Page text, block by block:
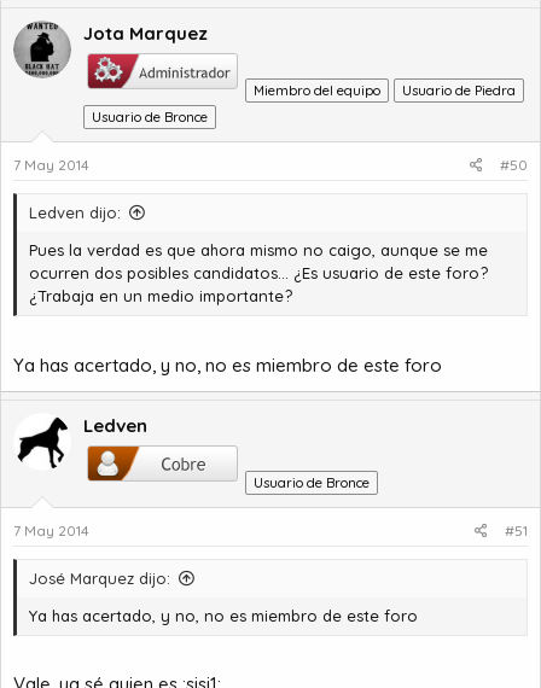
Jota Marquez
Miembro del equipo
Usuario de Piedra
Usuario de Bronce
7 May 2014 #50
Ledven dijo:
Pues la verdad es que ahora mismo no caigo, aunque se me
ocurren dos posibles candidatos... ¿Es usuario de este foro?
¿Trabaja en un medio importante?
Ya has acertado, y no, no es miembro de este foro
Ledven
Usuario de Bronce
7 May 2014 #51
José Marquez dijo:
Ya has acertado, y no, no es miembro de este foro